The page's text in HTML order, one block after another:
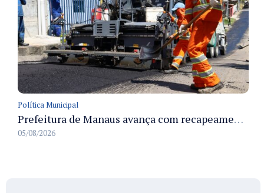
Política Municipal
Prefeitura de Manaus avança com recapeamento no Parque Rio Solimões e cobre cerca de 30 ruas
05/08/2026